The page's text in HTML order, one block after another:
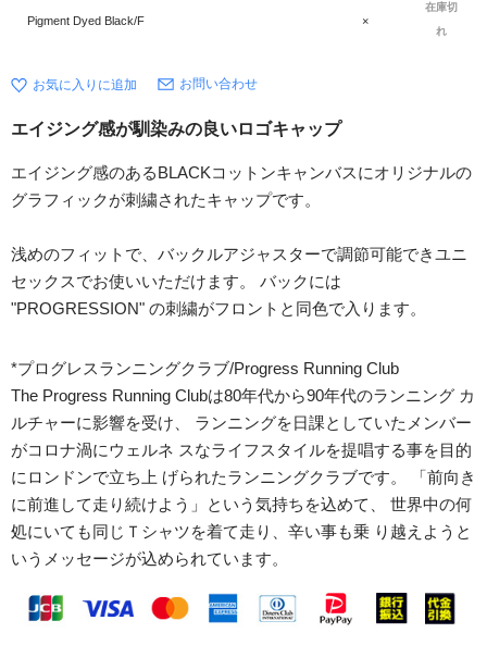
Pigment Dyed Black/F ×
在庫切
れ
お問い合わせ
エイジング感が馴染みの良いロゴキャップ
エイジング感のあるBLACKコットンキャンバスにオリジナルの
グラフィックが刺繍されたキャップです。
浅めのフィットで、バックルアジャスターで調節可能できユニ
セックスでお使いいただけます。 バックには
"PROGRESSION" の刺繍がフロントと同色で入ります。
*プログレスランニングクラブ/Progress Running Club
The Progress Running Clubは80年代から90年代のランニング カ
ルチャーに影響を受け、 ランニングを日課としていたメンバー
がコロナ渦にウェルネ スなライフスタイルを提唱する事を目的
にロンドンで立ち上 げられたランニングクラブです。 「前向き
に前進して走り続けよう」という気持ちを込めて、 世界中の何
処にいても同じＴシャツを着て走り、辛い事も乗 り越えようと
いうメッセージが込められています。